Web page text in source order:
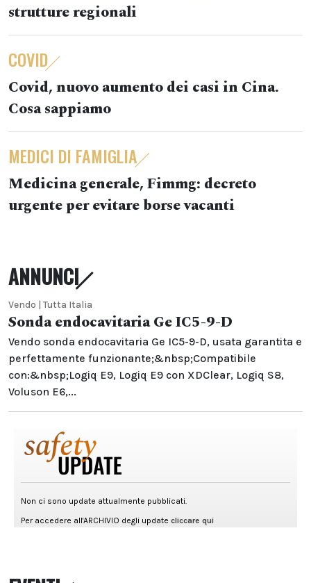
strutture regionali
COVID
Covid, nuovo aumento dei casi in Cina.
Cosa sappiamo
MEDICI DI FAMIGLIA
Medicina generale, Fimmg: decreto
urgente per evitare borse vacanti
ANNUNCI
Vendo | Tutta Italia
Sonda endocavitaria Ge IC5-9-D
Vendo sonda endocavitaria Ge IC5-9-D, usata garantita e
perfettamente funzionante;&nbsp;Compatibile
con:&nbsp;Logiq E9, Logiq E9 con XDClear, Logiq S8,
Voluson E6,...